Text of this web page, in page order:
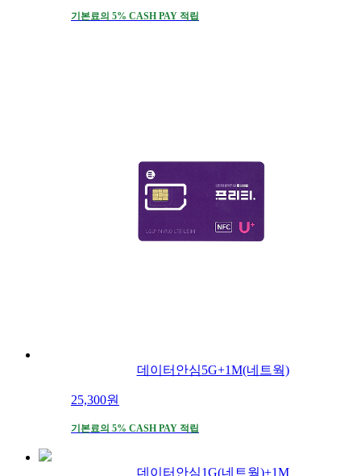
기본료의 5% CASH PAY 적립
데이터안심5G+1M(네트웍)
25,300원
기본료의 5% CASH PAY 적립
데이터안심1G(네트웍)+1M